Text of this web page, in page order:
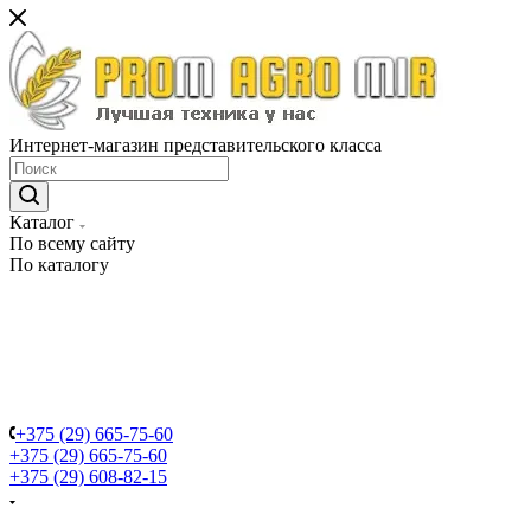
Интернет-магазин представительского класса
Каталог
По всему сайту
По каталогу
+375 (29) 665-75-60
+375 (29) 665-75-60
+375 (29) 608-82-15